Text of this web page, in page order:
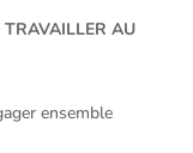
AU
ensemble